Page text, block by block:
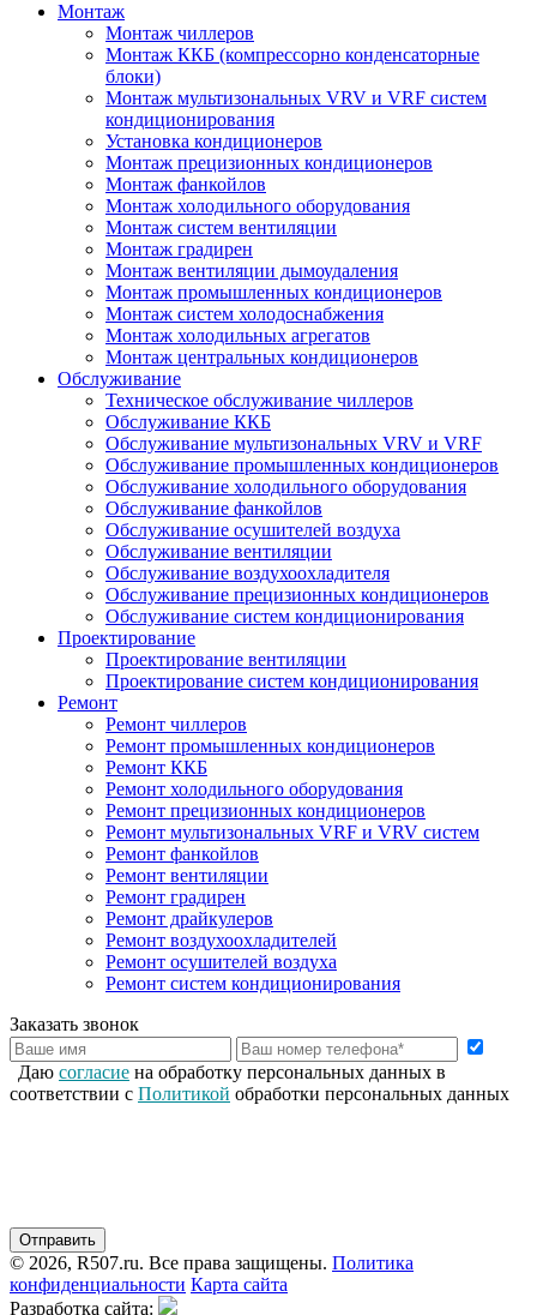
Монтаж
Монтаж чиллеров
Монтаж ККБ (компрессорно конденсаторные
блоки)
Монтаж мультизональных VRV и VRF систем
кондиционирования
Установка кондиционеров
Монтаж прецизионных кондиционеров
Монтаж фанкойлов
Монтаж холодильного оборудования
Монтаж систем вентиляции
Монтаж градирен
Монтаж вентиляции дымоудаления
Монтаж промышленных кондиционеров
Монтаж систем холодоснабжения
Монтаж холодильных агрегатов
Монтаж центральных кондиционеров
Обслуживание
Техническое обслуживание чиллеров
Обслуживание ККБ
Обслуживание мультизональных VRV и VRF
Обслуживание промышленных кондиционеров
Обслуживание холодильного оборудования
Обслуживание фанкойлов
Обслуживание осушителей воздуха
Обслуживание вентиляции
Обслуживание воздухоохладителя
Обслуживание прецизионных кондиционеров
Обслуживание систем кондиционирования
Проектирование
Проектирование вентиляции
Проектирование систем кондиционирования
Ремонт
Ремонт чиллеров
Ремонт промышленных кондиционеров
Ремонт ККБ
Ремонт холодильного оборудования
Ремонт прецизионных кондиционеров
Ремонт мультизональных VRF и VRV систем
Ремонт фанкойлов
Ремонт вентиляции
Ремонт градирен
Ремонт драйкулеров
Ремонт воздухоохладителей
Ремонт осушителей воздуха
Ремонт систем кондиционирования
Заказать звонок
Даю согласие на обработку персональных данных в
соответствии с Политикой обработки персональных данных
© 2026, R507.ru. Все права защищены. Политика
конфиденциальности Карта сайта
Разработка сайта: